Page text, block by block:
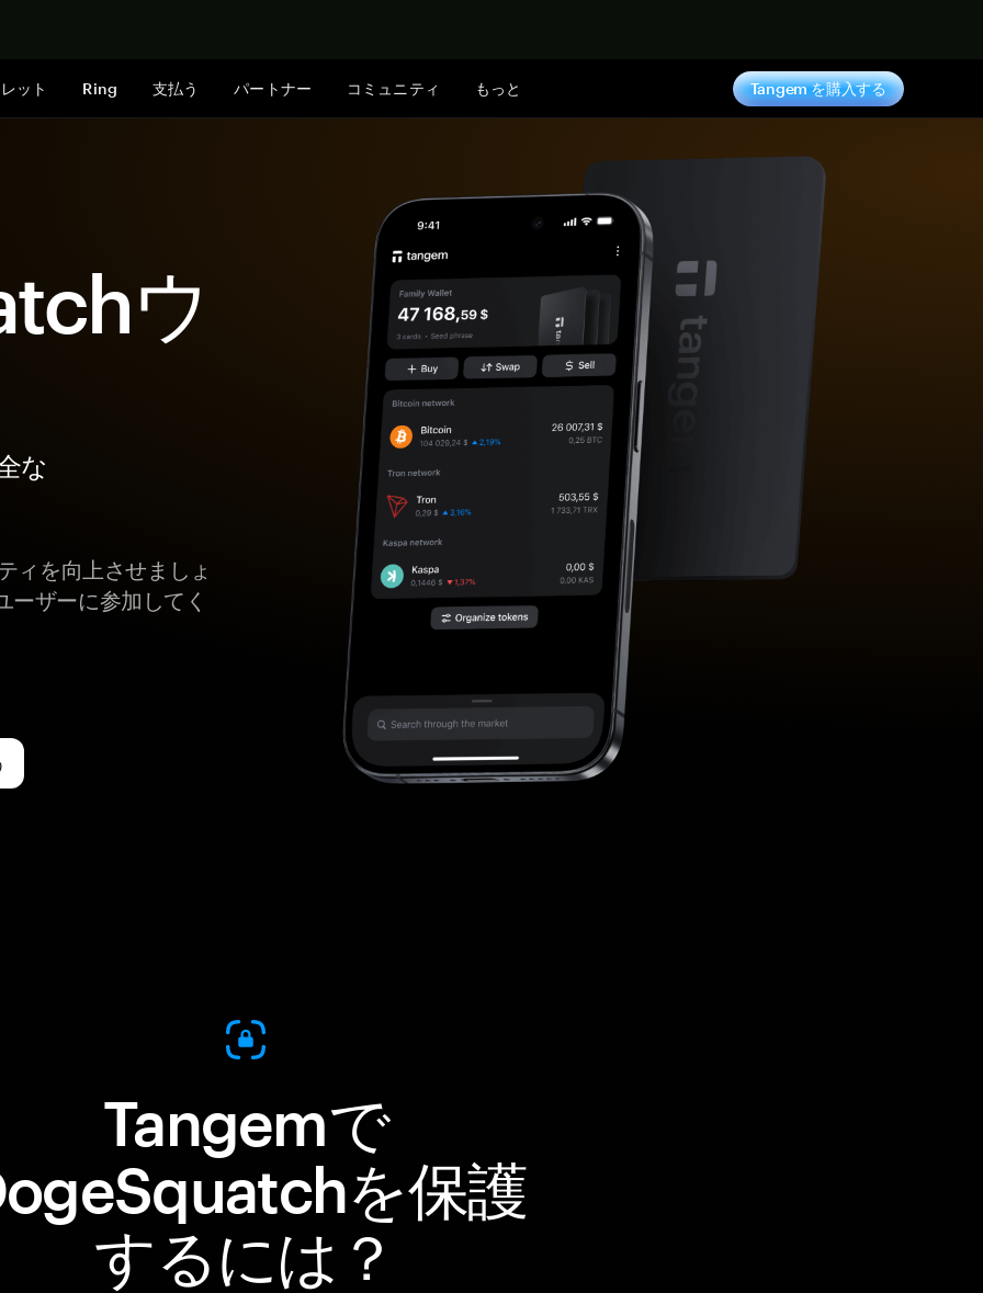
ット Ring 支払う パートナー コミュニティ もっと Tangem を購入する
ウ
な
ィを向上させましょ
ザーに参加してく
Tangemで
を保護
するには？